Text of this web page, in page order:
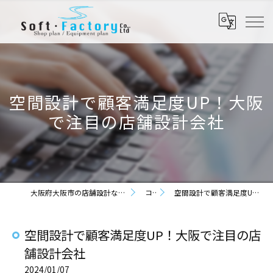
空間設計で顧客満足度UP！大阪
で注目の店舗設計会社
大阪府大阪市の店舗設計なら株式会社ソフト・ファクトリー コラム 空間設計で顧客満足度UP！大阪で注目の店舗設計会社
空間設計で顧客満足度UP！大阪で注目の店
舗設計会社
2024/01/07